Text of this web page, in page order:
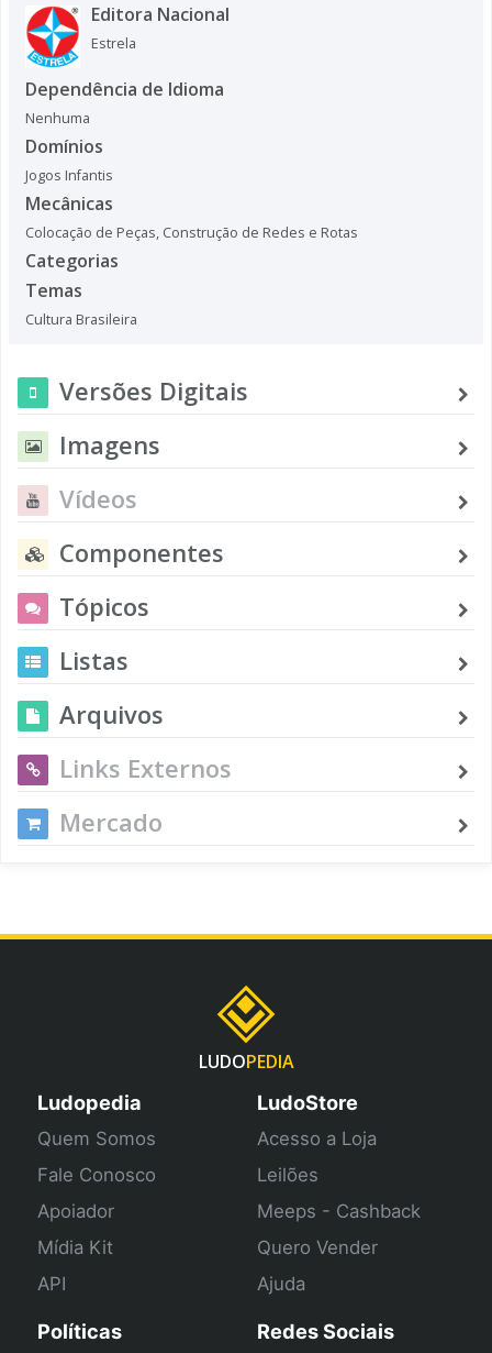
Editora Nacional
Estrela
Dependência de Idioma
Nenhuma
Domínios
Jogos Infantis
Mecânicas
Colocação de Peças, Construção de Redes e Rotas
Categorias
Temas
Cultura Brasileira
Versões Digitais
Imagens
Vídeos
Componentes
Tópicos
Listas
Arquivos
Links Externos
Mercado
LUDOPEDIA
Ludopedia
Quem Somos
Fale Conosco
Apoiador
Mídia Kit
API
LudoStore
Acesso a Loja
Leilões
Meeps - Cashback
Quero Vender
Ajuda
Políticas Redes Sociais